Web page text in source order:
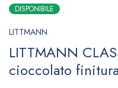
DISPONIBILE
LITTMANN
LITTMANN
cioccolato